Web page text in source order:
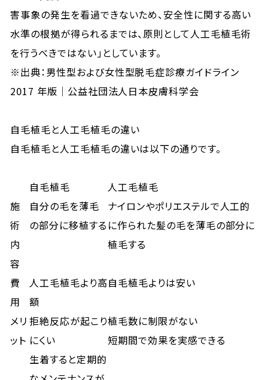
害事象の発生を看過できないため、安全性に関する高い
水準の根拠が得られるまでは、原則として人工毛植毛術
を行うべきではない」としています。
※出典：男性型および女性型脱毛症診療ガイドライン
2017 年版｜公益社団法人日本皮膚科学会
自毛植毛と人工毛植毛の違い
自毛植毛と人工毛植毛の違いは以下の通りです。
自毛植毛
人工毛植毛
施
術
内
容
自分の毛を薄毛
の部分に移植する
ナイロンやポリエステルで人工的
に作られた髪の毛を薄毛の部分に
植毛する
費
用
人工毛植毛より高
額
自毛植毛よりは安い
メリ
ット
拒絶反応が起こり
にくい
生着すると定期的
植毛数に制限がない
短期間で効果を実感できる